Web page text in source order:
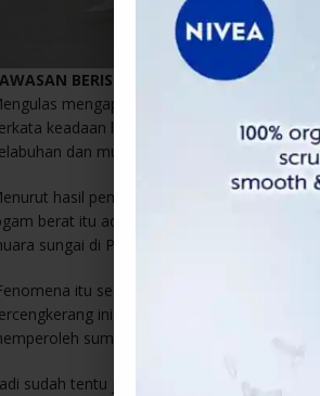
BERISIKO
mengapa kawasan perairan Selat
keadaan laut Selat Melaka yang
dan muara sungai menjadikan ia
hasil pemerhatian mereka, antara
berat itu adalah sekitar pelabuhan di
sungai di Pulau Pinang.
itu secara tidak langsung turut
ini ia mendiami habitatnya dan
sumber makanan daripada
sudah tentu jika perairan itu dicemari